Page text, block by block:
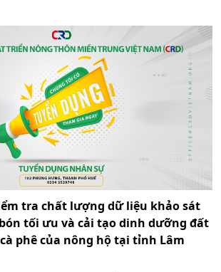
tra chất lượng dữ liệu khảo sát
tối ưu và cải tạo dinh dưỡng đất
phê của nông hộ tại tỉnh Lâm